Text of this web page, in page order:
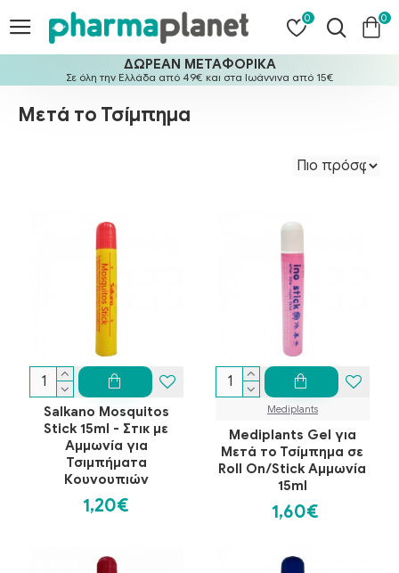
0 0
ΔΩΡΕΑΝ ΜΕΤΑΦΟΡΙΚΑ
Σε όλη την Ελλάδα από 49€ και στα Ιωάννινα από 15€
Μετά το Τσίμπημα
Salkano Mosquitos
Stick 15ml - Στικ με
Αμμωνία για
Τσιμπήματα
Κουνουπιών
1,20€
Mediplants
Mediplants Gel για
Μετά το Τσίμπημα σε
Roll On/Stick Αμμωνία
15ml
1,60€